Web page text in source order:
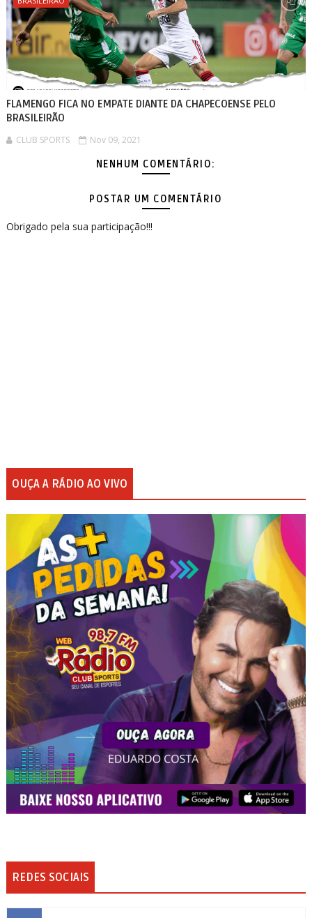
FLAMENGO FICA NO EMPATE DIANTE DA CHAPECOENSE PELO
BRASILEIRÃO
CLUB SPORTS Nov 09, 2021
NENHUM COMENTÁRIO:
POSTAR UM COMENTÁRIO
Obrigado pela sua participação!!!
OUÇA A RÁDIO AO VIVO
REDES SOCIAIS